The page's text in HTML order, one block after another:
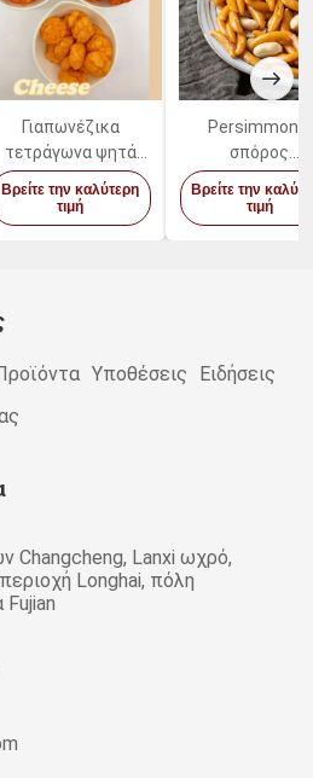
Γιαπωνέζικα
τετράγωνα ψητά
μπισκότα ρυζιού
λιχουδιά σε
κάθε μπουκιά
Βρείτε την καλύτερη
τιμή
Persimmon ο
σπόρος
διαμόρφωσε
ιαπωνικές
ρυζιού ψήνει
Βρείτε την
τιμή
Υποθέσεις
Ειδήσεις
Lanxi ωχρό,
Longhai, πόλη
Fujian